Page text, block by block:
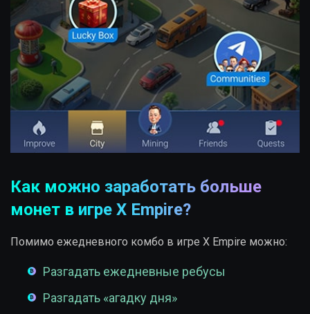
Как можно заработать больше
монет в игре X Empire?
Помимо ежедневного комбо в игре X Empire можно:
Разгадать ежедневные ребусы
Разгадать «агадку дня»